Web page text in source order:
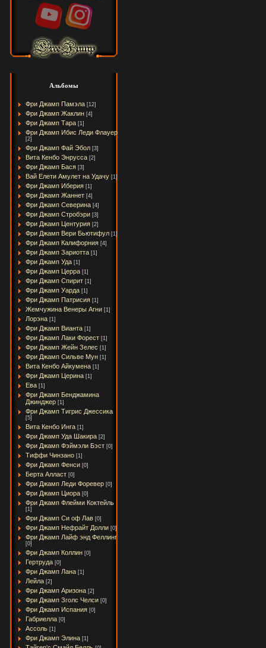
Альбомы
Фри Джамп Памэла [12]
Фри Джамп Жаклин [4]
Фри Джамп Тара [1]
Фри Джамп Ибис Леди Флауер
[2]
Фри Джамп Фай Эбол [3]
Вита Кенбо Энрусса [2]
Фри Джамп Бася [3]
Вай Елети Амулет на Удачу [1]
Фри Джамп Иберия [1]
Фри Джамп Жаннет [4]
Фри Джамп Северина [4]
Фри Джамп Стробэри [3]
Фри Джамп Центурия [2]
Фри Джамп Вери Бьютифул [1]
Фри Джамп Калифорния [4]
Фри Джамп Зариотта [1]
Фри Джамп Уда [1]
Фри Джамп Церра [1]
Фри Джамп Спирит [1]
Фри Джамп Уарда [1]
Фри Джамп Патрисия [1]
Жемчужина Венеры Агни [1]
Лорэна [1]
Фри Джамп Вианта [1]
Фри Джамп Лаки Форест [1]
Фри Джамп Жейн Зелес [1]
Фри Джамп Сильве Мун [1]
Вита Кенбо Айкумена [1]
Фри Джамп Церина [1]
Ева [1]
Фри Джамп Бенджамина
Джинджер [1]
Фри Джамп Тигрис Джессика
[5]
Вита Кенбо Инга [1]
Фри Джамп Уда Шакира [2]
Фри Джамп Фэймэли Бэст [0]
Тиффи Чинзано [1]
Фри Джамп Фенси [0]
Берта Алласт [0]
Фри Джамп Леди Форевер [0]
Фри Джамп Циора [0]
Фри Джамп Флейми Коктейль
[1]
Фри Джамп Си оф Лав [0]
Фри Джамп Нефрайт Долли [0]
Фри Джамп Лайф энд Феллинг
[0]
Фри Джамп Коллин [0]
Гертруда [0]
Фри Джамп Лана [1]
Лейла [2]
Фри Джамп Аризона [2]
Фри Джамп Зголс Челси [0]
Фри Джамп Испания [0]
Габриелла [0]
Ассоль [1]
Фри Джамп Элина [1]